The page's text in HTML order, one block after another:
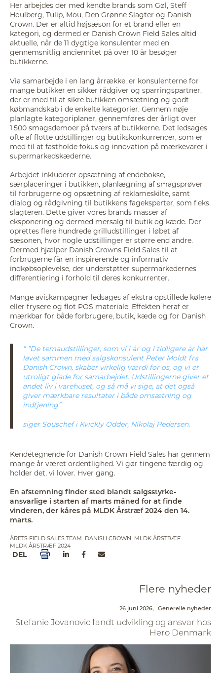
Her arbejdes der med kendte brands som Gøl, Steff
Houlberg, Tulip, Mou, Den Grønne Slagter og Danish
Crown. Der er altid højsæson for et brand eller en
kategori, og dermed er Danish Crown Field Sales altid
aktuelle, når de 11 dygtige konsulenter med en
gennemsnitlig anciennitet på over 10 år besøger
butikkerne.
Via samarbejde i en lang årrække, er konsulenterne for
mange butikker en sikker rådgiver og sparringspartner,
der er med til at sikre butikken omsætning og godt
købmandskab i de enkelte kategorier. Gennem nøje
planlagte kategoriplaner, gennemføres der årligt over
1.500 smagsdemoer på tværs af butikkerne. Det ledsages
ofte af flotte udstillinger og butikskonkurrencer, som er
med til at fastholde fokus og innovation på mærkevarer i
supermarkedskæderne.
Arbejdet inkluderer opsætning af endebokse,
særplaceringer i butikken, planlægning af smagsprøver
til forbrugerne og opsætning af reklameskilte, samt
dialog og rådgivning til butikkens fageksperter, som f.eks.
slagteren. Dette giver vores brands masser af
eksponering og dermed mersalg til butik og kæde. Der
oprettes flere hundrede grilludstillinger i løbet af
sæsonen, hvor nogle udstillinger er større end andre.
Dermed hjælper Danish Crowns Field Sales til at
forbrugerne får en inspirerende og informativ
indkøbsoplevelse, der understøtter supermarkedernes
differentiering i forhold til deres konkurrenter.
Mange aviskampagner ledsages af ekstra opstillede kølere
eller frysere og flot POS materiale. Effekten heraf er
mærkbar for både forbrugere, butik, kæde og for Danish
Crown.
”De temaudstillinger, som vi i år og i tidligere år har
lavet sammen med salgskonsulent Peter Moldt fra
Danish Crown, skaber virkelig værdi for os, og vi er
utroligt glade for samarbejdet. Udstillingerne giver et
andet liv i varehuset, og så må vi sige, at det også
giver mærkbare resultater i både omsætning og
indtjening”
siger Souschef i Kvickly Odder, Nikolaj Pedersen.
Kendetegnende for Danish Crown Field Sales har gennem
mange år været ordentlighed. Vi gør tingene færdig og
holder det, vi lover. Hver gang.
En afstemning finder sted blandt salgsstyrke-
ansvarlige​ i starten af marts måned for at finde
vinderen, der kåres på MLDK Årstræf 2024 den 14.
marts.
ÅRETS FIELD SALES TEAM DANISH CROWN MLDK ÅRSTRÆF
MLDK ÅRSTRÆF 2024
DEL
Flere nyheder
26 juni 2026, Generelle nyheder
Stefanie Jovanovic fandt udvikling og ansvar hos
Hero Denmark